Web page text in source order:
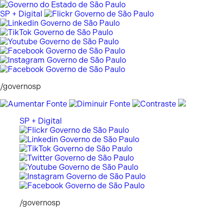
Pular
para
o
conteúdo
SP + Digital
/governosp
SP + Digital
/governosp